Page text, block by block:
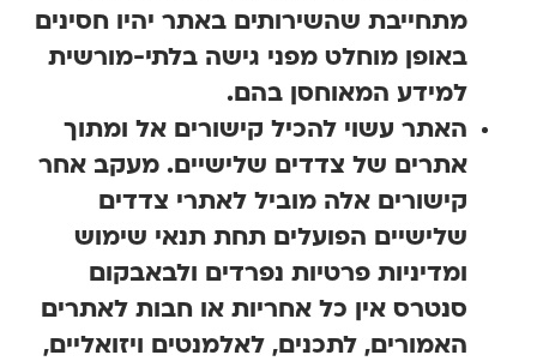
מתחייבת שהשירותים באתר יהיו חסינים
באופן מוחלט מפני גישה בלתי-מורשית
למידע המאוחסן בהם.
האתר עשוי להכיל קישורים אל ומתוך
אתרים של צדדים שלישיים. מעקב אחר
קישורים אלה מוביל לאתרי צדדים
שלישיים הפועלים תחת תנאי שימוש
ומדיניות פרטיות נפרדים ולבאבקום
סנטרס אין כל אחריות או חבות לאתרים
האמורים, לתכנים, לאלמנטים ויזואליים,